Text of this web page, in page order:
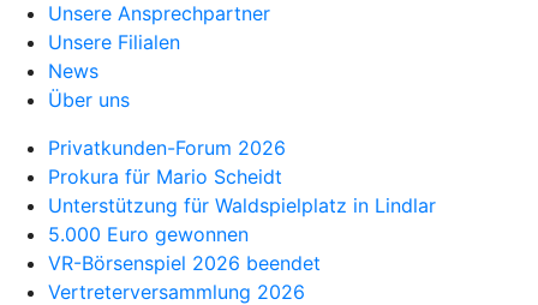
Unsere Ansprechpartner
Unsere Filialen
News
Über uns
Privatkunden-Forum 2026
Prokura für Mario Scheidt
Unterstützung für Waldspielplatz in Lindlar
5.000 Euro gewonnen
VR-Börsenspiel 2026 beendet
Vertreterversammlung 2026